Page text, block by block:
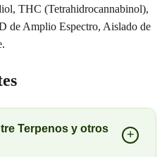
THC (Tetrahidrocannabinol),
de Amplio Espectro, Aislado de
Terpenos y otros
+